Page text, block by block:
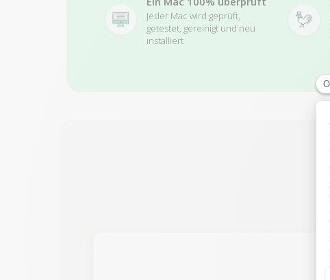
Jeder Mac wird geprüft,
getestet, gereinigt und neu
installiert